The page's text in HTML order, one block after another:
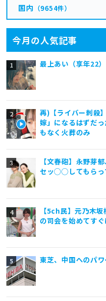
国内 （9654件）
今月の人気記事
最上あい（享年22
再)【ライバー刺殺
嫁」になるはずだ
もなく火葬のみ
【文春砲】永野芽
セッ◯◯してもらっ
【5ch民】元乃木
の司会を始めてす
東芝、中国へのパ